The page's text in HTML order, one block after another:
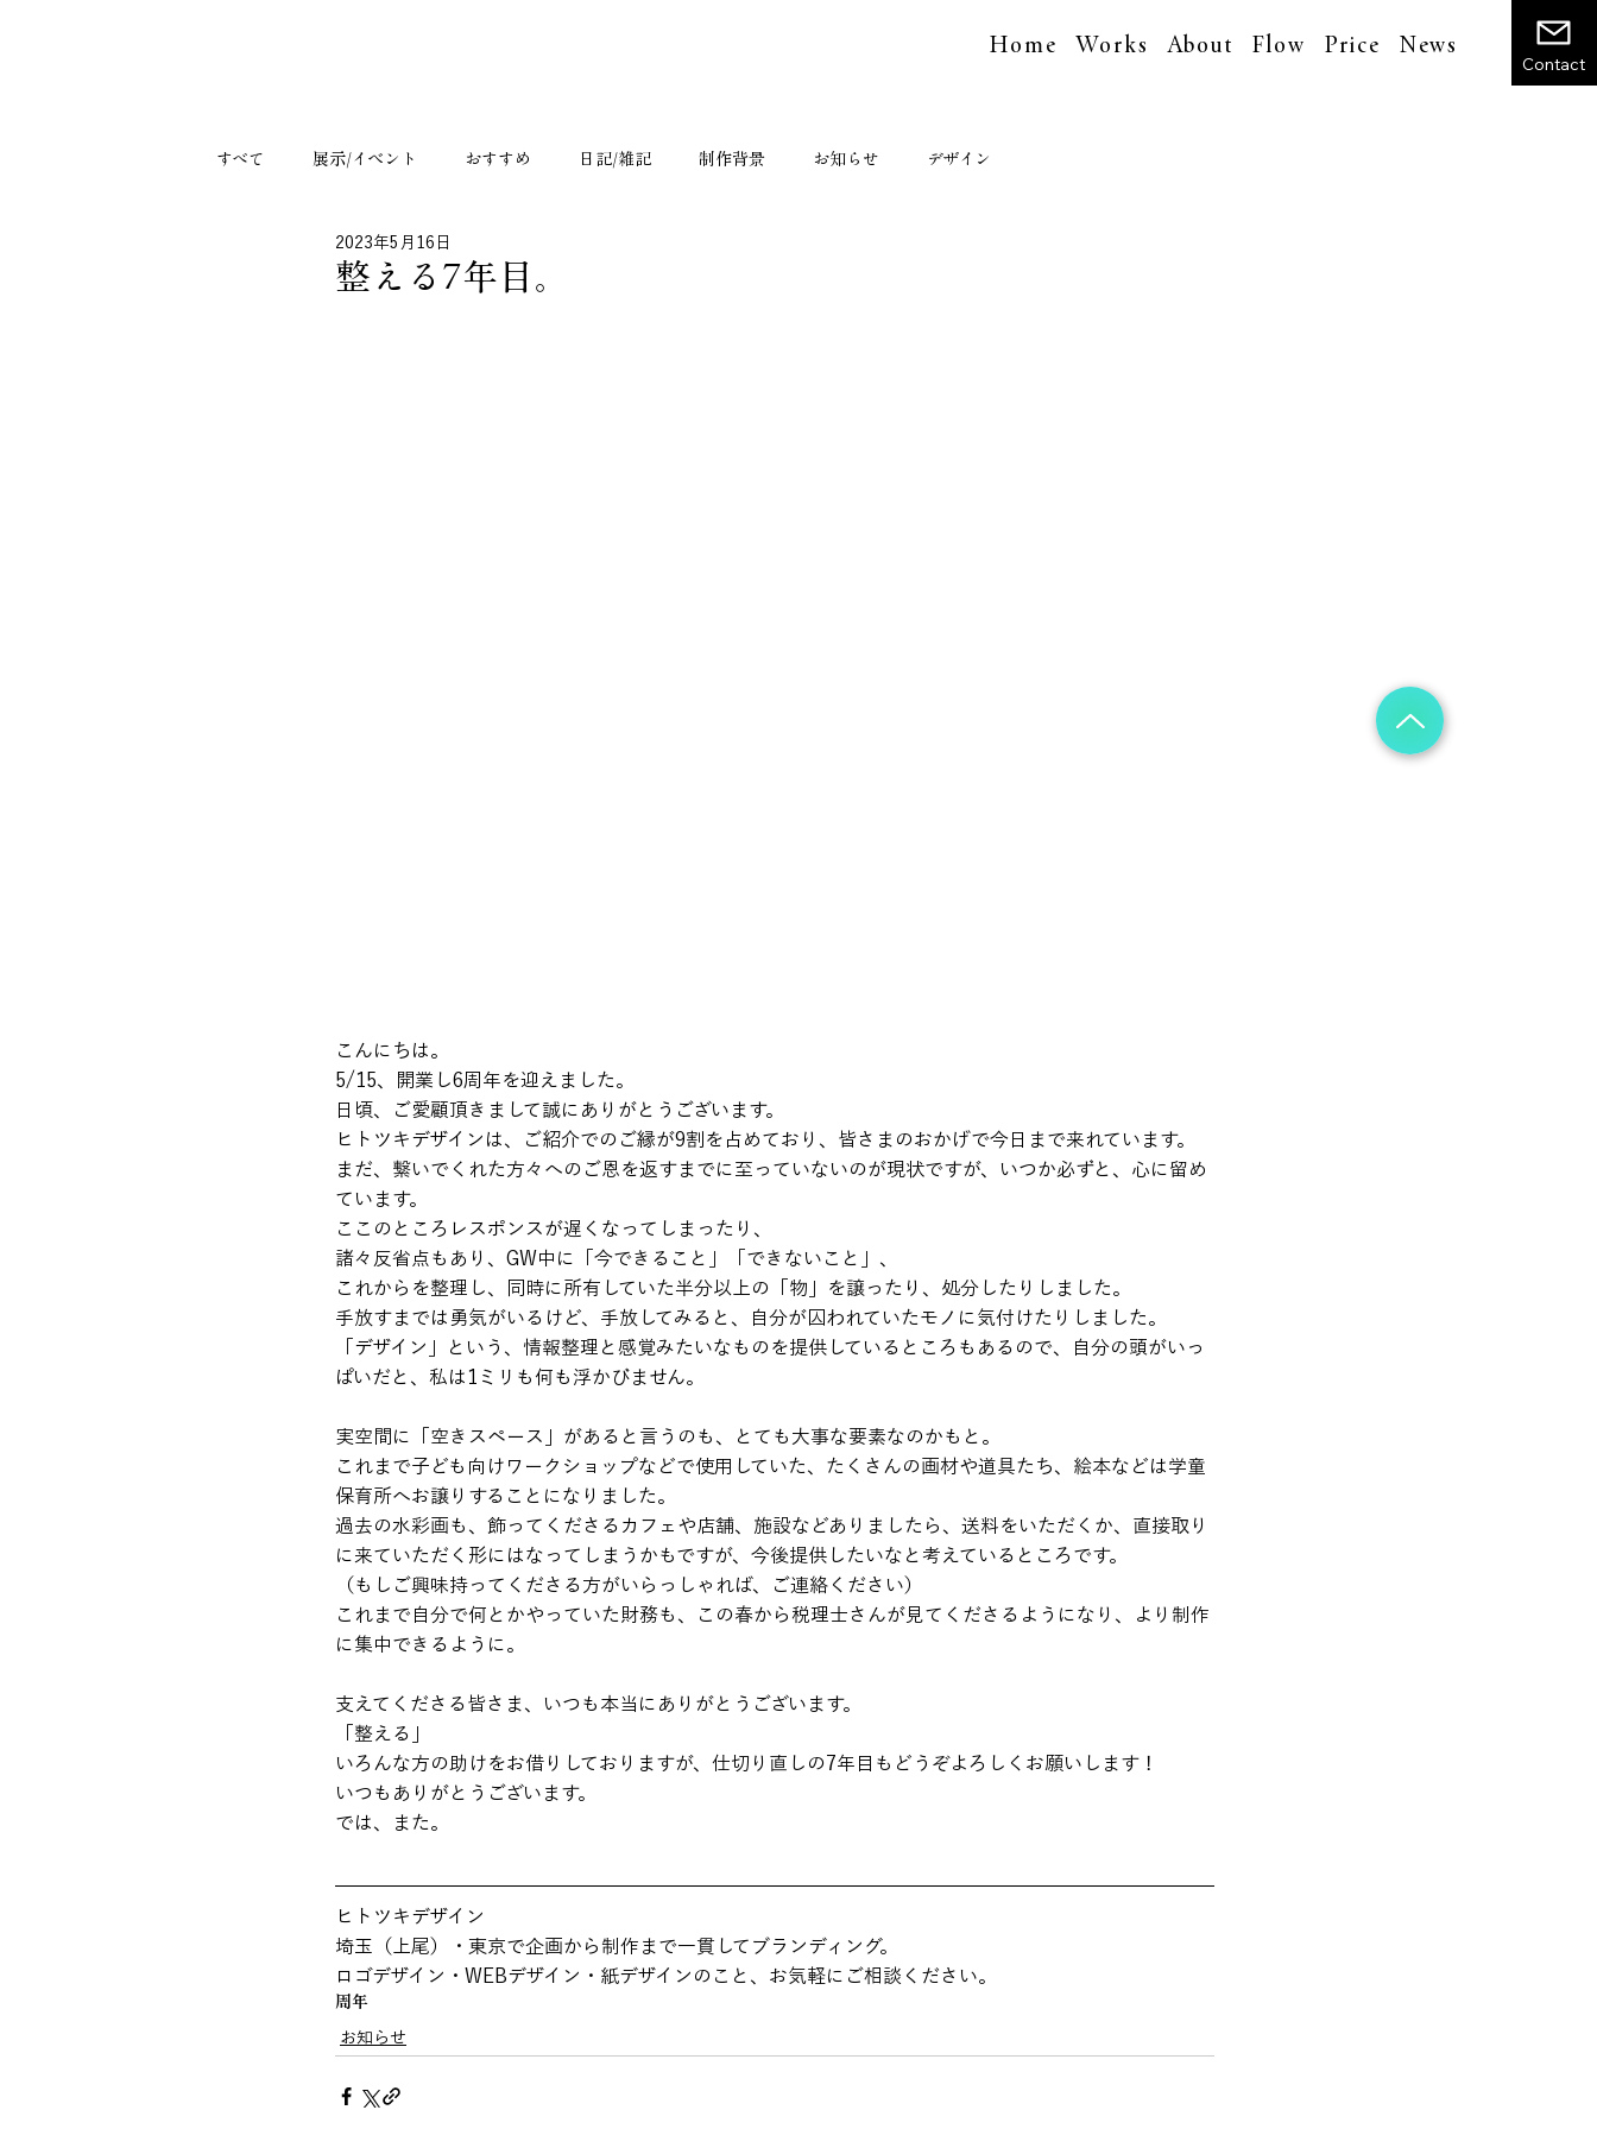
Home Works About Flow Price
News
Contact
すべて 展示/イベント おすすめ 日記/雑記 制作背景 お知らせ デザイン
整える7年目。
2023年5月16日
こんにちは。
5/15、開業し6周年を迎えました。
日頃、ご愛顧頂きまして誠にありがとうございます。
ヒトツキデザインは、ご紹介でのご縁が9割を占めており、皆さまのおかげで今日まで来れています。
まだ、繋いでくれた方々へのご恩を返すまでに至っていないのが現状ですが、いつか必ずと、心に留め
ています。
ここのところレスポンスが遅くなってしまったり、
諸々反省点もあり、GW中に「今できること」「できないこと」、
これからを整理し、同時に所有していた半分以上の「物」を譲ったり、処分したりしました。
手放すまでは勇気がいるけど、手放してみると、自分が囚われていたモノに気付けたりしました。
「デザイン」という、情報整理と感覚みたいなものを提供しているところもあるので、自分の頭がいっ
ぱいだと、私は1ミリも何も浮かびません。
実空間に「空きスペース」があると言うのも、とても大事な要素なのかもと。
これまで子ども向けワークショップなどで使用していた、たくさんの画材や道具たち、絵本などは学童
保育所へお譲りすることになりました。
過去の水彩画も、飾ってくださるカフェや店舗、施設などありましたら、送料をいただくか、直接取り
に来ていただく形にはなってしまうかもですが、今後提供したいなと考えているところです。
（もしご興味持ってくださる方がいらっしゃれば、ご連絡ください）
これまで自分で何とかやっていた財務も、この春から税理士さんが見てくださるようになり、より制作
に集中できるように。
支えてくださる皆さま、いつも本当にありがとうございます。
「整える」
いろんな方の助けをお借りしておりますが、仕切り直しの7年目もどうぞよろしくお願いします！
いつもありがとうございます。
では、また。
ヒトツキデザイン
埼玉（上尾）・東京で企画から制作まで一貫してブランディング。
ロゴデザイン・WEBデザイン・紙デザインのこと、お気軽にご相談ください。
周年
お知らせ